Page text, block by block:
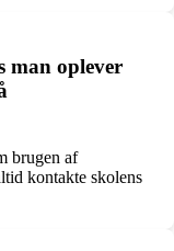
oplever
brugen af
kontakte skolens